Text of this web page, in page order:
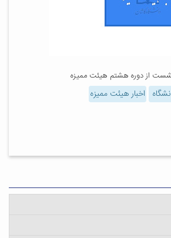
از دوره هشتم هیئت ممیزه
اخبار هیئت ممیزه